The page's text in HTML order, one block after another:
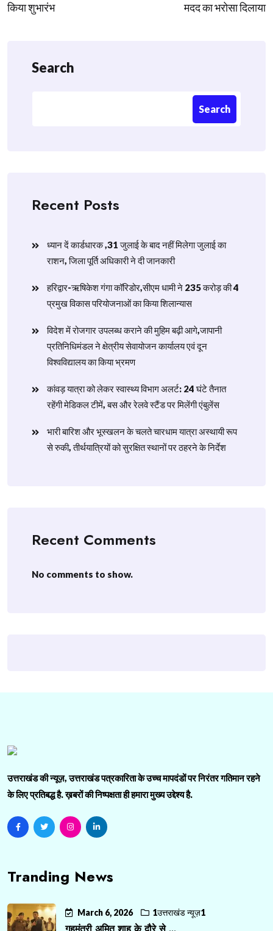
किया शुभारंभ
मदद का भरोसा दिलाया
Search
Search
Recent Posts
ध्यान दें कार्डधारक ,31 जुलाई के बाद नहीं मिलेगा जुलाई का
राशन, जिला पूर्ति अधिकारी ने दी जानकारी
हरिद्वार-ऋषिकेश गंगा कॉरिडोर,सीएम धामी ने 235 करोड़ की 4
प्रमुख विकास परियोजनाओं का किया शिलान्यास
विदेश में रोजगार उपलब्ध कराने की मुहिम बढ़ी आगे,जापानी
प्रतिनिधिमंडल ने क्षेत्रीय सेवायोजन कार्यालय एवं दून
विश्वविद्यालय का किया भ्रमण
​कांवड़ यात्रा को लेकर स्वास्थ्य विभाग अलर्ट: 24 घंटे तैनात
रहेंगी मेडिकल टीमें, बस और रेलवे स्टैंड पर मिलेंगी एंबुलेंस
​भारी बारिश और भूस्खलन के चलते चारधाम यात्रा अस्थायी रूप
से रुकी, तीर्थयात्रियों को सुरक्षित स्थानों पर ठहरने के निर्देश
Recent Comments
No comments to show.
उत्तराखंड की न्यूज़, उत्तराखंड पत्रकारिता के उच्च मापदंडों पर निरंतर गतिमान रहने
के लिए प्रतिबद्ध है. ख़बरों की निष्पक्षता ही हमारा मुख्य उद्देश्य है.
Tranding News
March 6, 2026 1उत्तराखंड न्यूज़1